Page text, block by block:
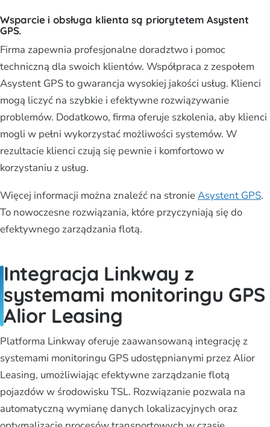
Wsparcie i obsługa klienta są priorytetem Asystent
GPS.
Firma zapewnia profesjonalne doradztwo i pomoc
techniczną dla swoich klientów. Współpraca z zespołem
Asystent GPS to gwarancja wysokiej jakości usług. Klienci
mogą liczyć na szybkie i efektywne rozwiązywanie
problemów. Dodatkowo, firma oferuje szkolenia, aby klienci
mogli w pełni wykorzystać możliwości systemów. W
rezultacie klienci czują się pewnie i komfortowo w
korzystaniu z usług.
Więcej informacji można znaleźć na stronieAsystent GPS.
To nowoczesne rozwiązania, które przyczyniają się do
efektywnego zarządzania flotą.
Integracja Linkway z
systemami monitoringu GPS
Alior Leasing
Platforma Linkway oferuje zaawansowaną integrację z
systemami monitoringu GPS udostępnianymi przez Alior
Leasing, umożliwiając efektywne zarządzanie flotą
pojazdów w środowisku TSL. Rozwiązanie pozwala na
automatyczną wymianę danych lokalizacyjnych oraz